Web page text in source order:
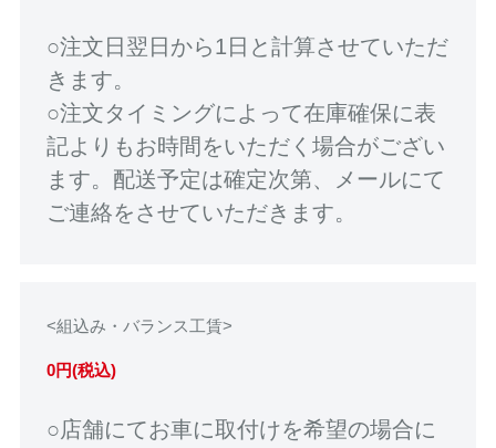
○注文日翌日から1日と計算させていただ
きます。
○注文タイミングによって在庫確保に表
記よりもお時間をいただく場合がござい
ます。配送予定は確定次第、メールにて
ご連絡をさせていただきます。
<組込み・バランス工賃>
0円(税込)
○店舗にてお車に取付けを希望の場合に